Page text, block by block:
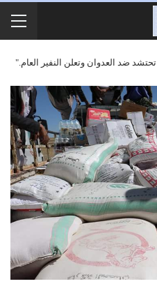
ضد العدوان وتعلن النفير العام."